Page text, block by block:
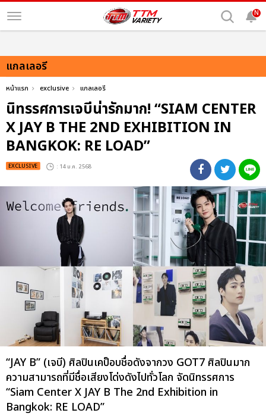
N
แกลเลอรี
หน้าแรก exclusive แกลเลอรี
นิทรรศการเจบีน่ารักมาก! “SIAM CENTER
X JAY B THE 2ND EXHIBITION IN
BANGKOK: RE LOAD”
EXCLUSIVE : 14 ม.ค. 2568
“JAY B” (เจบี) ศิลปินเคป็อบชื่อดังจากวง GOT7 ศิลปินมาก
ความสามารถที่มีชื่อเสียงโด่งดังไปทั่วโลก จัดนิทรรศการ
“Siam Center X JAY B The 2nd Exhibition in
Bangkok: RE LOAD”